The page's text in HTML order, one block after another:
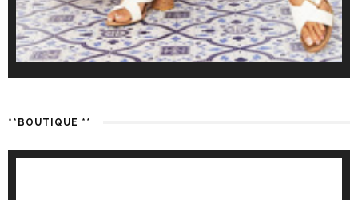
**BOUTIQUE **